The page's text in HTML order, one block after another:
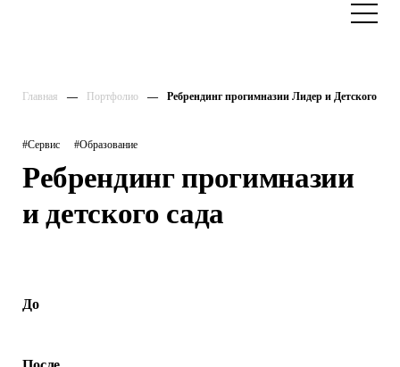
Главная Портфолио Ребрендинг прогимназии Лидер и Детского
#Сервис #Образование
Ребрендинг прогимназии
и детского сада
До